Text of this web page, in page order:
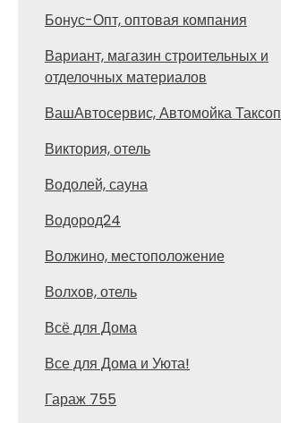
Бонус-Опт, оптовая компания
Вариант, магазин строительных и
отделочных материалов
ВашАвтосервис, Автомойка
Виктория, отель
Водолей, сауна
Водород24
Волжино, местоположение
Волхов, отель
Всё для Дома
Все для Дома и Уюта!
Гараж 755